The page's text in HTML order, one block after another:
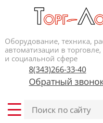
Оборудование, техника,
автоматизации в
и социальной сфере
8(343)266-33-40
Обратный